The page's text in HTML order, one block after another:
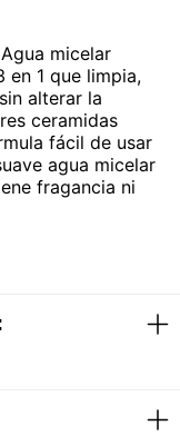
micelar
en 1 que limpia,
alterar la
ceramidas
fácil de usar
agua micelar
fragancia ni
sin